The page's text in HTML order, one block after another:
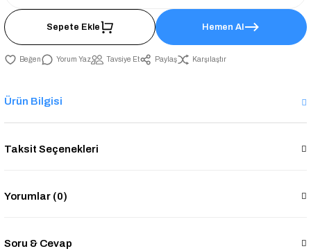
Sepete Ekle Hemen Al
Yorum Yaz Tavsiye Et Paylaş Karşılaştır
Ürün Bilgisi
Taksit Seçenekleri
Yorumlar (0)
Soru & Cevap